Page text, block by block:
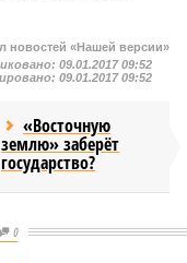
новостей «Нашей версии»
09.01.2017 09:52
09.01.2017 09:52
«Восточную
землю» заберёт
государство?
0